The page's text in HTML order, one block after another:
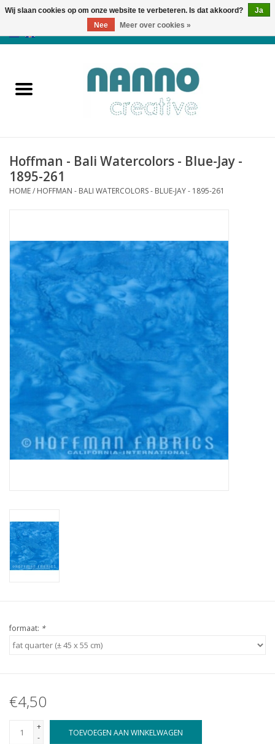
Producten
Nieuws
Herfst & Halloween
Laatste Kans
Cadeaubonnen
Nanno Blog
Merken
Beloningen
Hoffman - Bali Watercolors - Blue-Jay -
1895-261
HOME/ HOFFMAN - BALI WATERCOLORS - BLUE-JAY - 1895-261
formaat: *
€4,50
+
-
TOEVOEGEN AAN WINKELWAGEN
Wij slaan cookies op om onze website te verbeteren. Is dat akkoord?
Ja
Nee
Meer over cookies »